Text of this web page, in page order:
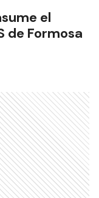
el
de Formosa